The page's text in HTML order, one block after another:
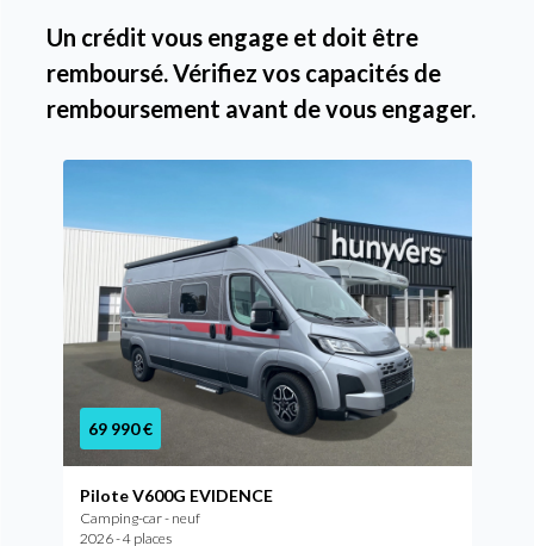
Un crédit vous engage et doit être
remboursé. Vérifiez vos capacités de
remboursement avant de vous engager.
69 990 €
Pilote V600G EVIDENCE
Camping-car - neuf
2026 - 4 places